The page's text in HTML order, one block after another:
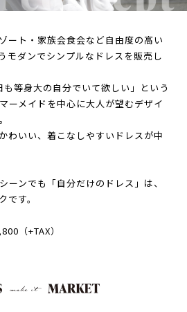
ート・家族会食会など自由度の高い
モダンでシンプルなドレスを販売し
も等身大の自分でいて欲しい」という
ーメイドを中心に大人が望むデザイ
わいい、着こなしやすいドレスが中
ーンでも「自分だけのドレス」は、
です。
（+TAX）